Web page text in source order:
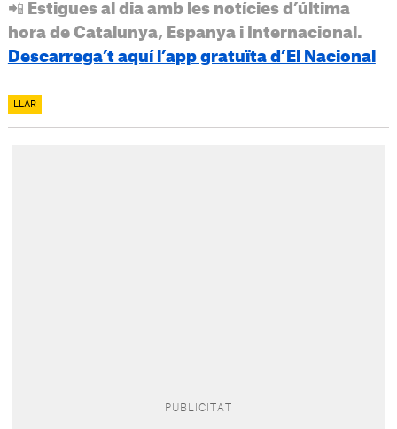
📲 Estigues al dia amb les notícies d’última
hora de Catalunya, Espanya i Internacional.
Descarrega’t aquí l’app gratuïta d’El Nacional
LLAR